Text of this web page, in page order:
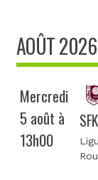
AOÛT 2026
Mercredi
5 août à
13h00